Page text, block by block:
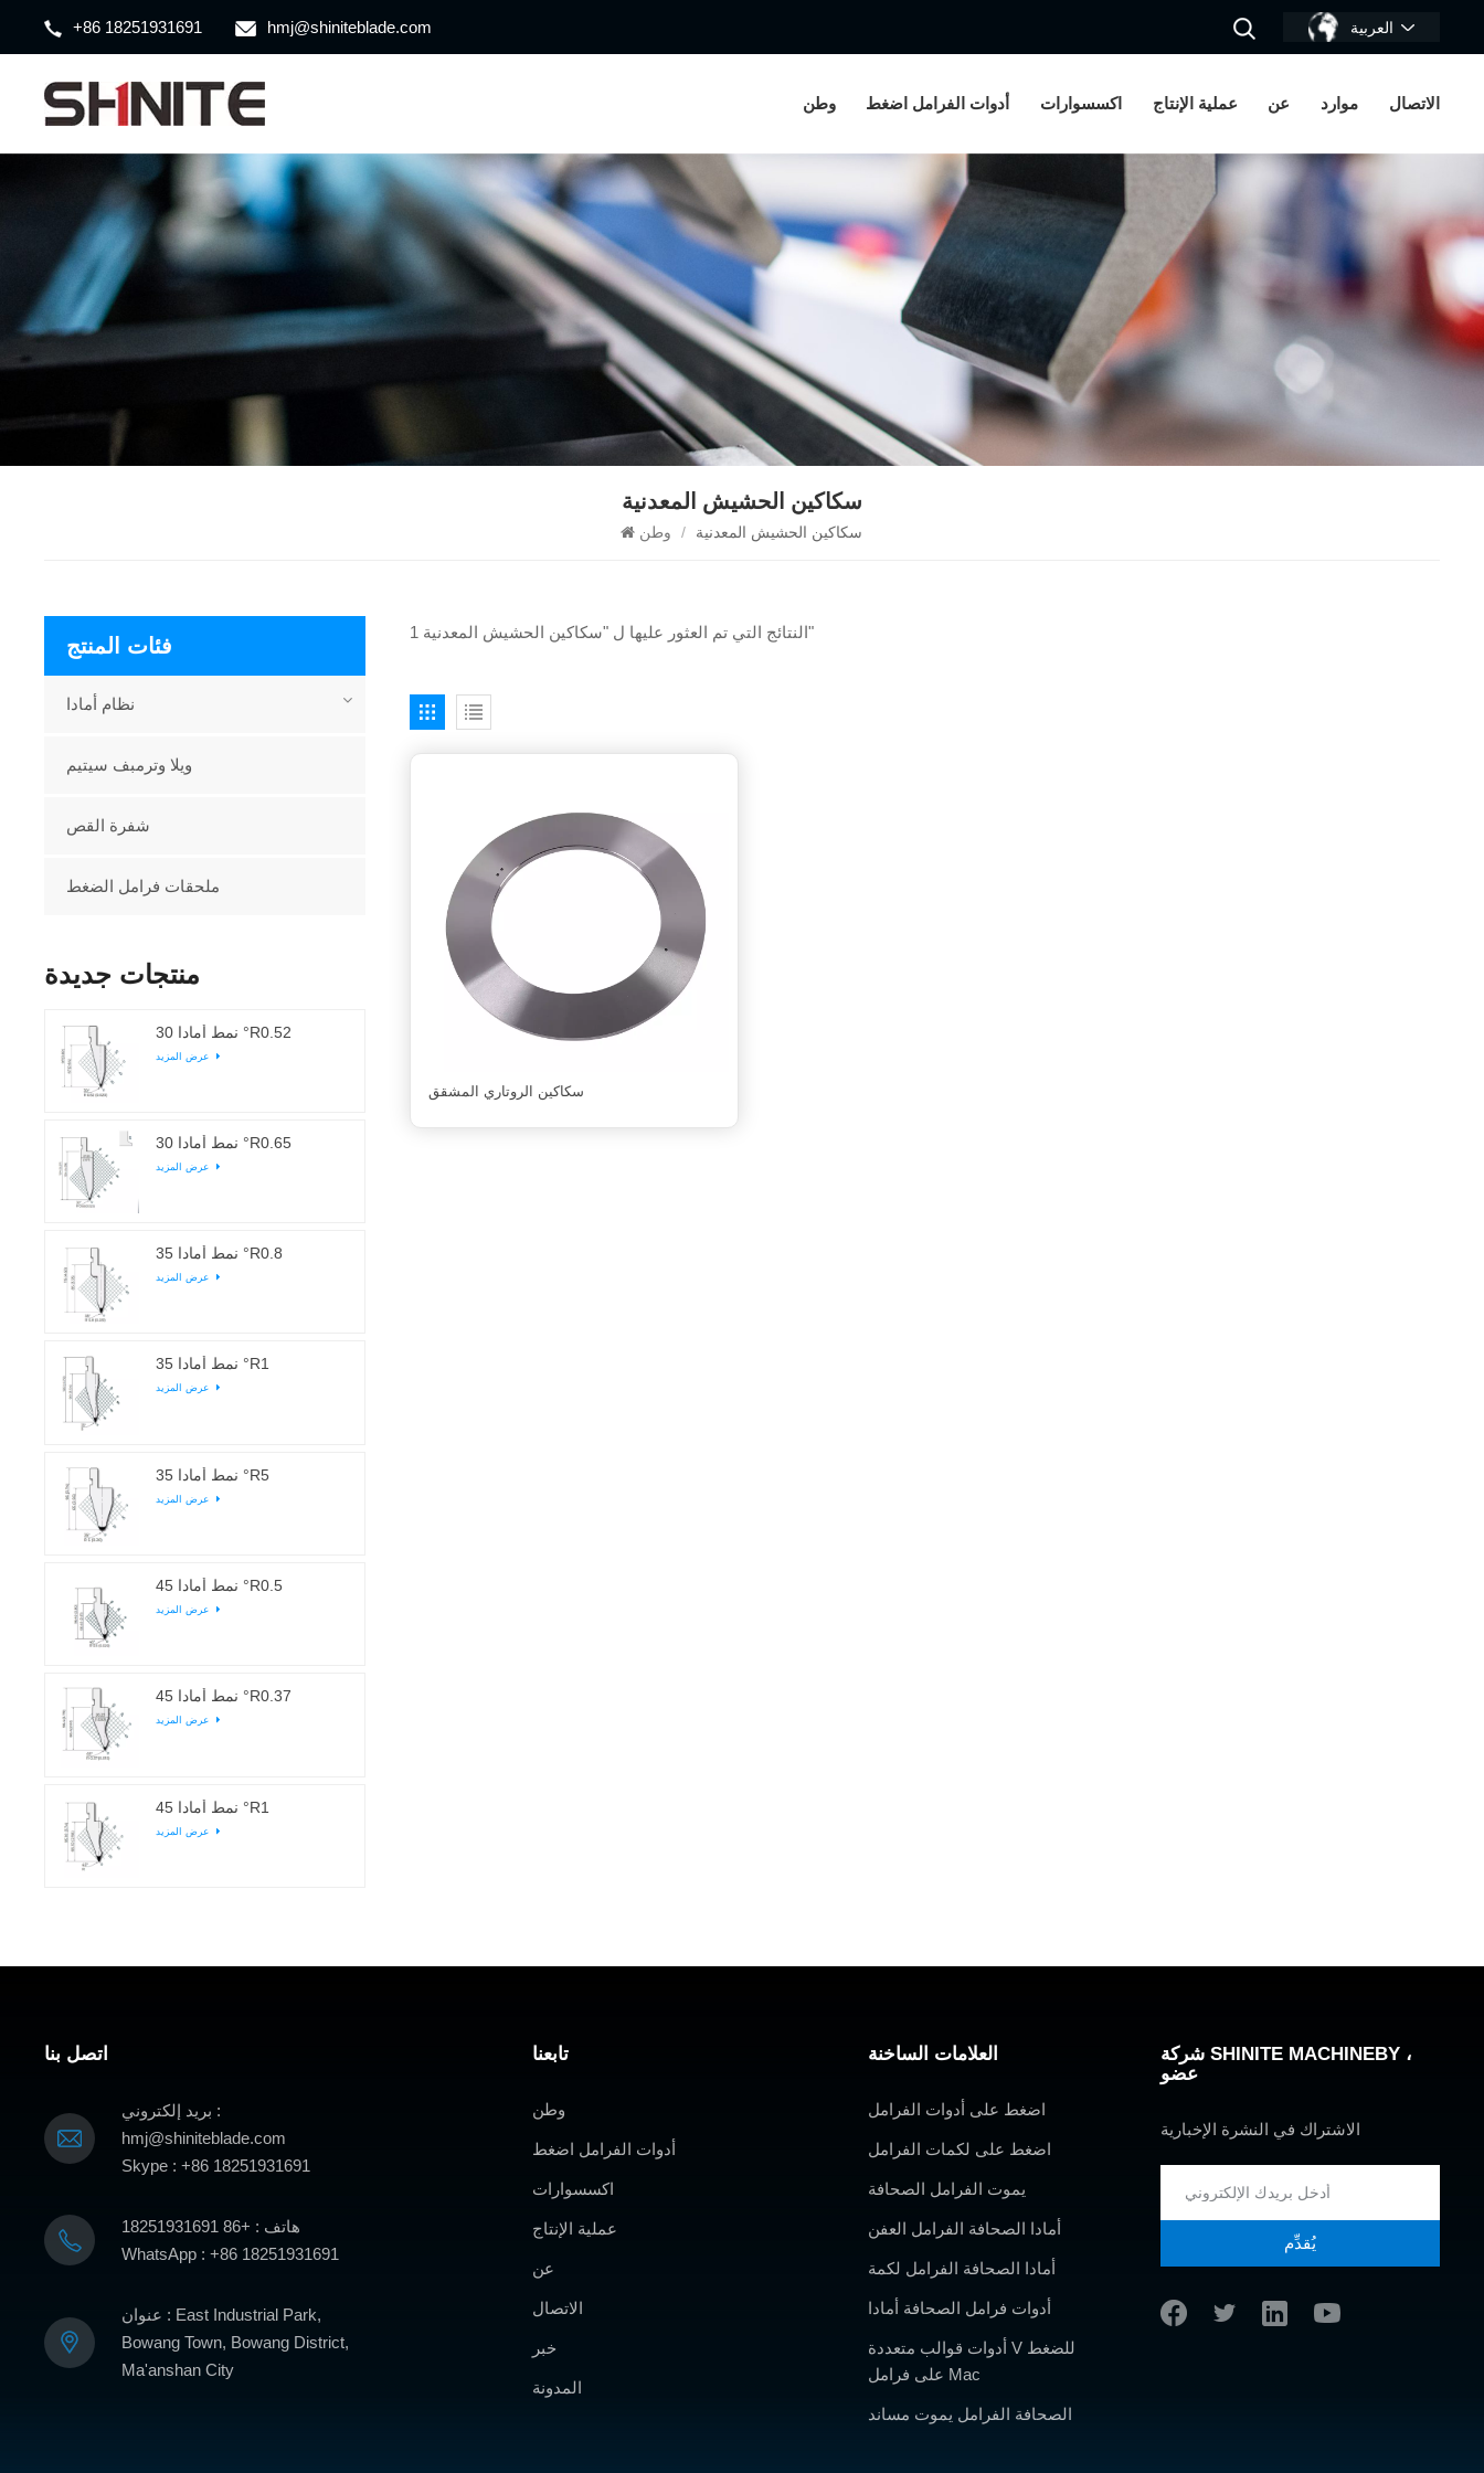
+86 18251931691 hmj@shiniteblade.com العربية
وطن أدوات الفرامل اضغط اكسسوارات عملية الإنتاج عن موارد الاتصال
سكاكين الحشيش المعدنية
/ سكاكين الحشيش المعدنية
1 النتائج التي تم العثور عليها ل "سكاكين الحشيش المعدنية"
سكاكين الروتاري المشقق
فئات المنتج
نظام أمادا
ويلا وترمبف سيتيم
شفرة القص
ملحقات فرامل الضغط
منتجات جديدة
نمط أمادا 30 °R0.52
عرض المزيد
نمط أمادا 30 °R0.65
عرض المزيد
نمط أمادا 35 °R0.8
عرض المزيد
نمط أمادا 35 °R1
عرض المزيد
نمط أمادا 35 °R5
عرض المزيد
نمط أمادا 45 °R0.5
عرض المزيد
نمط أمادا 45 °R0.37
عرض المزيد
نمط أمادا 45 °R1
عرض المزيد
اتصل بنا
بريد إلكتروني :
hmj@shiniteblade.com
Skype : +86 18251931691
هاتف : +86 18251931691
WhatsApp : +86 18251931691
عنوان : East Industrial Park,
Bowang Town, Bowang District,
Ma'anshan City
تابعنا
وطن
أدوات الفرامل اضغط
اكسسوارات
عملية الإنتاج
عن
الاتصال
خبر
المدونة
العلامات الساخنة
اضغط على أدوات الفرامل
اضغط على لكمات الفرامل
يموت الفرامل الصحافة
أمادا الصحافة الفرامل العفن
أمادا الصحافة الفرامل لكمة
أدوات فرامل الصحافة أمادا
أدوات قوالب متعددة V للضغط
على فرامل Mac
الصحافة الفرامل يموت مساند
شركة SHINITE MACHINEBY ،
عضو
الاشتراك في النشرة الإخبارية
يُقدِّم